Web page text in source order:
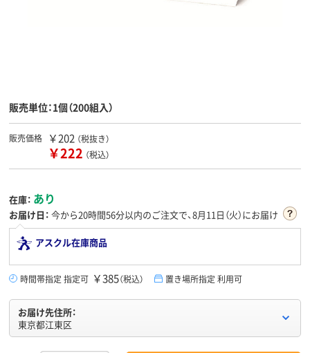
販売単位：1個（200組入）
販売価格 ￥202 （税抜き）
￥222 （税込）
在庫： あり
お届け日： 今から20時間56分以内のご注文で、8月11日（火）にお届け
アスクル在庫商品
時間帯指定 指定可 ￥385（税込） 置き場所指定 利用可
お届け先住所：
東京都江東区